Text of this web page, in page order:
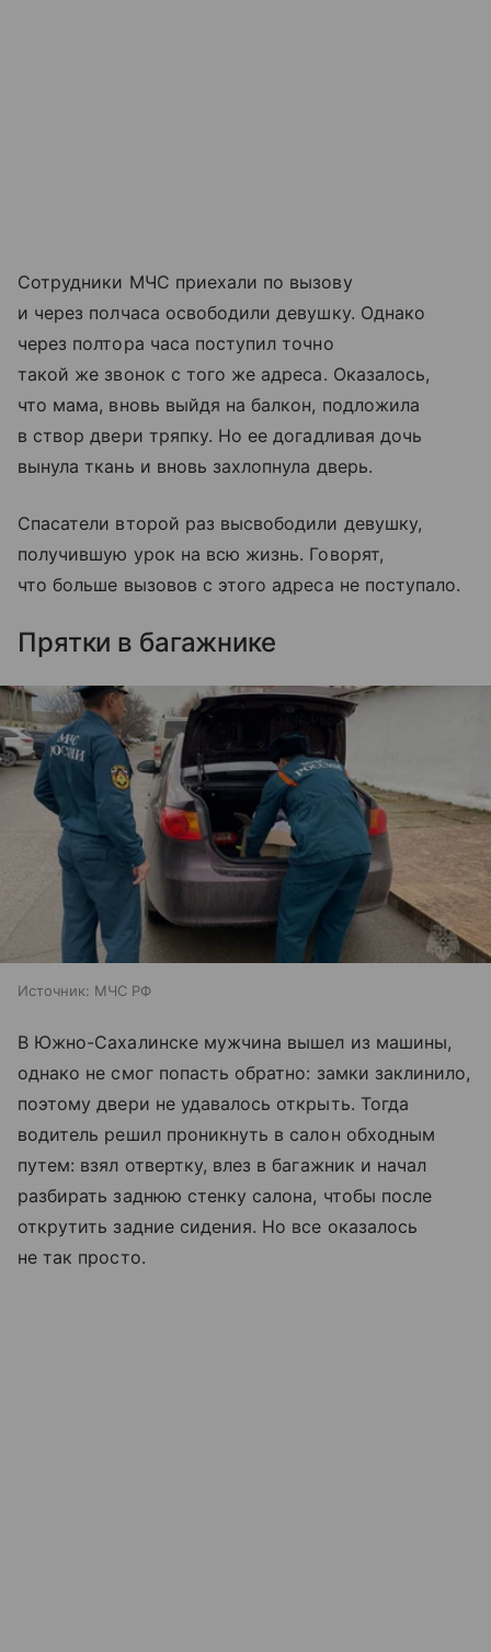
Сотрудники МЧС приехали по вызову
и через полчаса освободили девушку. Однако
через полтора часа поступил точно
такой же звонок с того же адреса. Оказалось,
что мама, вновь выйдя на балкон, подложила
в створ двери тряпку. Но ее догадливая дочь
вынула ткань и вновь захлопнула дверь.
Спасатели второй раз высвободили девушку,
получившую урок на всю жизнь. Говорят,
что больше вызовов с этого адреса не поступало.
Прятки в багажнике
Источник: МЧС РФ
В Южно-Сахалинске мужчина вышел из машины,
однако не смог попасть обратно: замки заклинило,
поэтому двери не удавалось открыть. Тогда
водитель решил проникнуть в салон обходным
путем: взял отвертку, влез в багажник и начал
разбирать заднюю стенку салона, чтобы после
открутить задние сидения. Но все оказалось
не так просто.